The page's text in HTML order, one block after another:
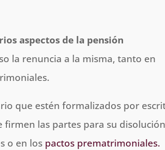
aspectos de la pensión
la renuncia a la misma, tanto en
que estén formalizados por
firmen las partes para su disolución
o en los pactos prematrimoniales.